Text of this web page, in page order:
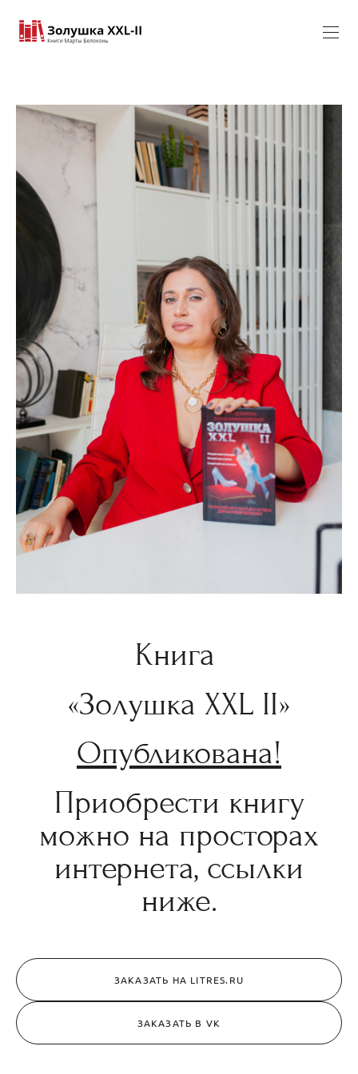
Книга
«Золушка ХХL II»
Опубликована!
Приобрести книгу
можно на просторах
интернета, ссылки
ниже.
ЗАКАЗАТЬ НА LITRES.RU
ЗАКАЗАТЬ В VK